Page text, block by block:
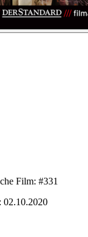
Film: #331
02.10.2020